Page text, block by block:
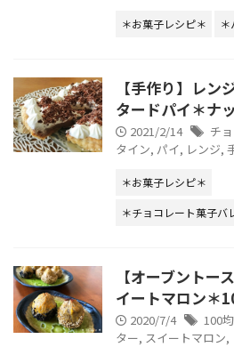
＊お菓子レシピ＊ ＊
【手作り】レ
タードパイ＊ナ
2021/2/14 チ
タイン, パイ, レンジ,
＊お菓子レシピ＊
＊チョコレート菓子バ
【オーブント
イートマロン＊
2020/7/4 100
ター, スイートマロン,